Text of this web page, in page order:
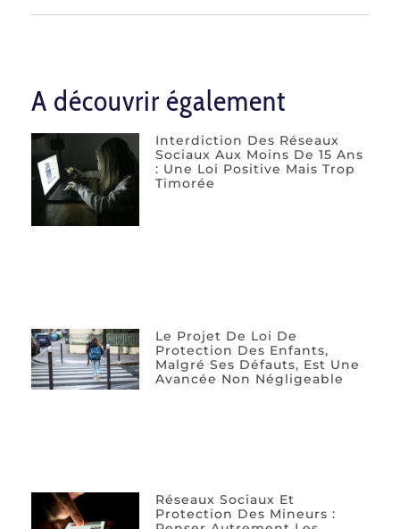
A découvrir également
Interdiction Des Réseaux
Sociaux Aux Moins De 15 Ans
: Une Loi Positive Mais Trop
Timorée
Le Projet De Loi De
Protection Des Enfants,
Malgré Ses Défauts, Est Une
Avancée Non Négligeable
Réseaux Sociaux Et
Protection Des Mineurs :